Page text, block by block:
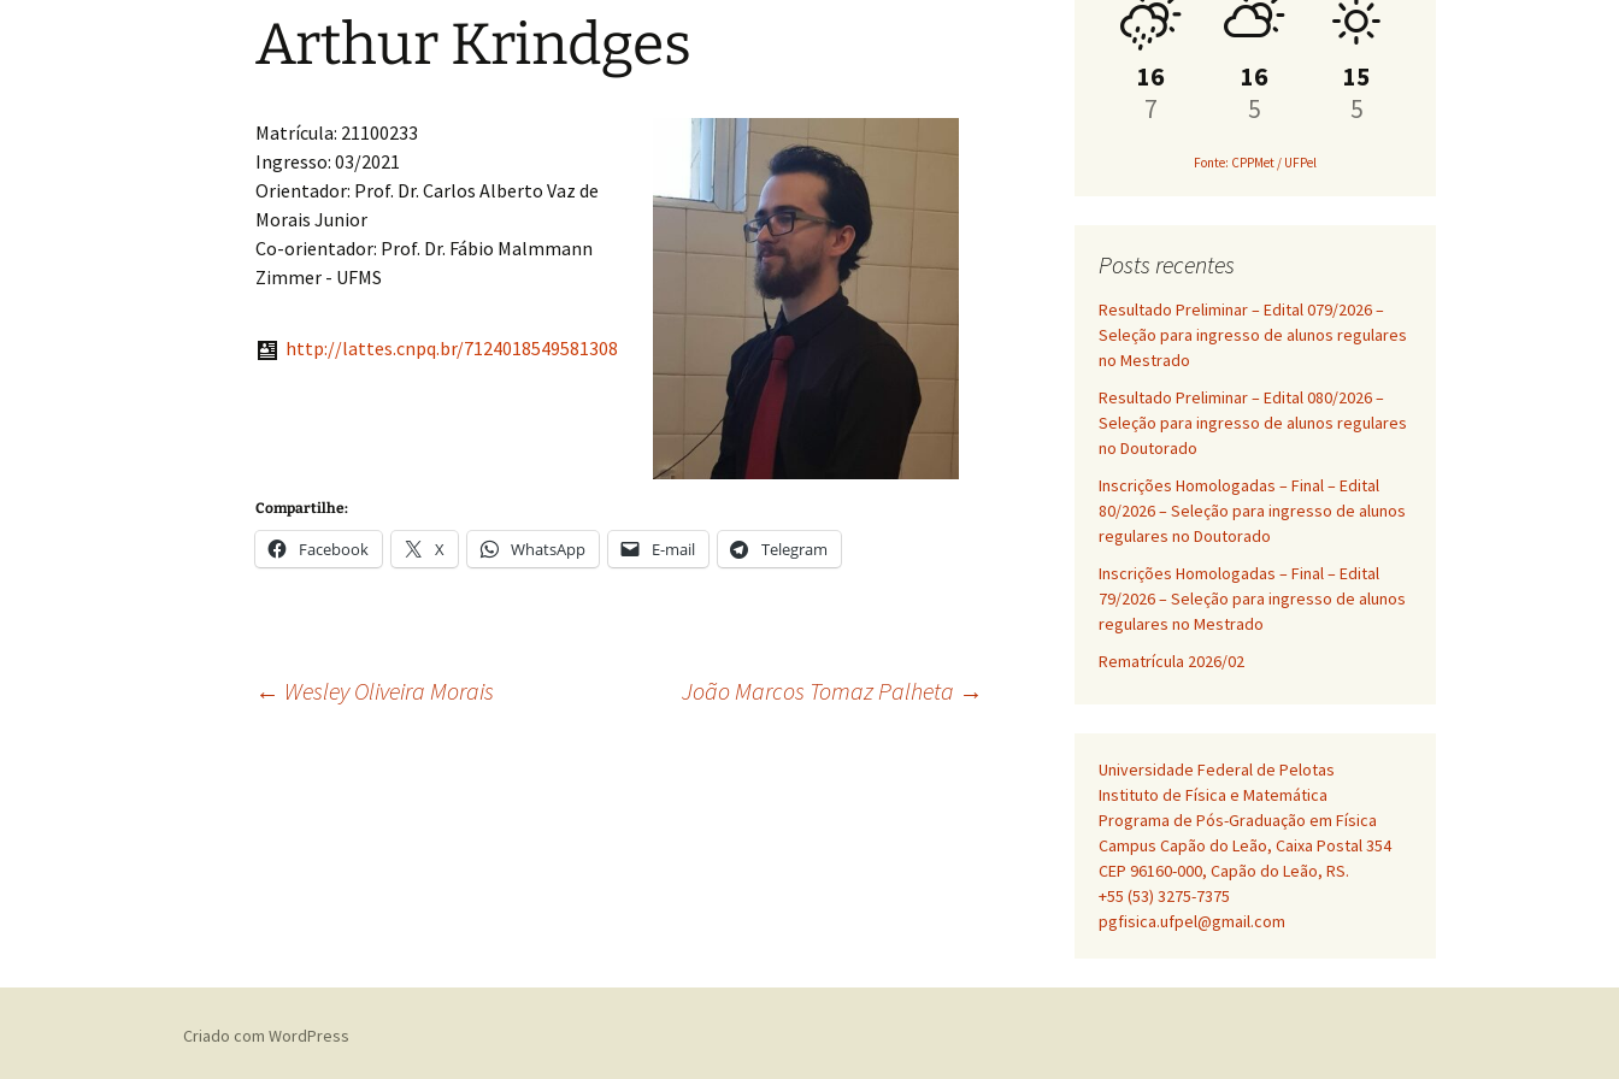
PROAP
Grupo de Física de
Plasmas e Feixes
Grupo Teórico-
Computacional de
Matéria Condensada
Laboratório de
Supercondutividade e
Magnetismo
Arthur Krindges
Matrícula: 21100233
Ingresso: 03/2021
Orientador: Prof. Dr. Carlos Alberto Vaz de
Morais Junior
Co-orientador: Prof. Dr. Fábio Malmmann
Zimmer - UFMS
http://lattes.cnpq.br/7124018549581308
Compartilhe:
Facebook X WhatsApp E-mail Telegram
Navegação
← Wesley Oliveira Morais João Marcos Tomaz Palheta →
16
7
16
5
15
5
Fonte: CPPMet / UFPel
Posts recentes
Resultado Preliminar – Edital 079/2026 –
Seleção para ingresso de alunos regulares
no Mestrado
Resultado Preliminar – Edital 080/2026 –
Seleção para ingresso de alunos regulares
no Doutorado
Inscrições Homologadas – Final – Edital
80/2026 – Seleção para ingresso de alunos
regulares no Doutorado
Inscrições Homologadas – Final – Edital
79/2026 – Seleção para ingresso de alunos
regulares no Mestrado
Rematrícula 2026/02
Universidade Federal de Pelotas
Instituto de Física e Matemática
Programa de Pós-Graduação em Física
Campus Capão do Leão, Caixa Postal 354
CEP 96160-000, Capão do Leão, RS.
+55 (53) 3275-7375
pgfisica.ufpel@gmail.com
Criado com WordPress